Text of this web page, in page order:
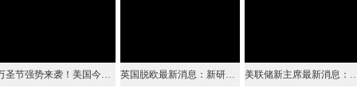
万圣节强势来袭！美国今年万圣节消费料达91亿美元！ 英国脱欧最新消息：新研究显示英国餐饮企业近2成面临关门威胁! 美联储新主席最新消息：美联储